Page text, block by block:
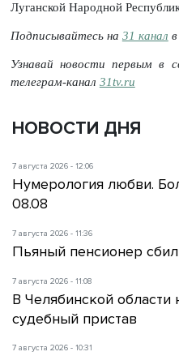
Луганской Народной
Подписывайтесь на 31 канал
Узнавай новости первым в
телеграм-канал 31tv.ru
НОВОСТИ ДНЯ
7 августа 2026 - 12:06
Нумерология любви.
08.08
7 августа 2026 - 11:36
Пьяный пенсионер
7 августа 2026 - 11:08
В Челябинской области
судебный пристав
7 августа 2026 - 10:31